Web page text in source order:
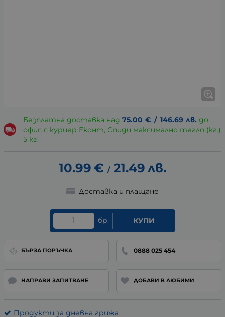
Безплатна доставка над 75.00 € / 146.69 лв. до
офис с куриер Еконт, Спиди максимално тегло (кг.)
5 кг.
10.99 € / 21.49 лв.
Доставка и плащане
бр. КУПИ
БЪРЗА ПОРЪЧКА 0888 025 454
НАПРАВИ ЗАПИТВАНЕ ДОБАВИ В ЛЮБИМИ
Продукти за дневна грижа